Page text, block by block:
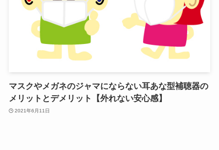
マスクやメガネのジャマにならない耳あな型補聴器の
メリットとデメリット【外れない安心感】
2021年6月11日